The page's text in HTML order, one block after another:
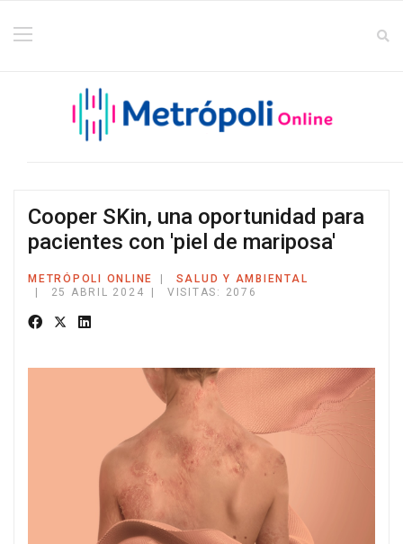
Cooper SKin, una oportunidad para
pacientes con 'piel de mariposa'
METRÓPOLI ONLINE
SALUD Y AMBIENTAL
25 ABRIL 2024
VISITAS: 2076